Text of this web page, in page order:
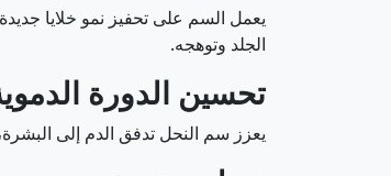
يعمل السم على تحفيز نمو خلايا
الجلد وتوهجه.
تحسين الدورة
يعزز سم النحل تدفق الدم إلى